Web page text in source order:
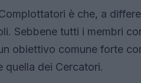
è che, a
Sebbene tutti i membri
obiettivo comune forte
quella dei Cercatori.